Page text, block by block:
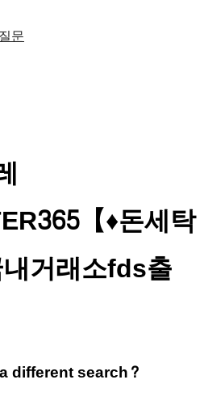
문
【♦돈세탁
거래소fds출
different search?